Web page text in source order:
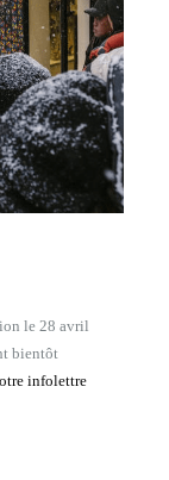
le 28 avril
bientôt
infolettre